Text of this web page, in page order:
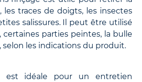
les traces de doigts, les insectes
salissures. Il peut être utilisé
certaines parties peintes, la bulle
selon les indications du produit.
est idéale pour un entretien